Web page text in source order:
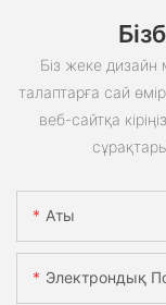
Біз жеке
талаптарға сай
веб-сайтқа
Аты
Электрондық